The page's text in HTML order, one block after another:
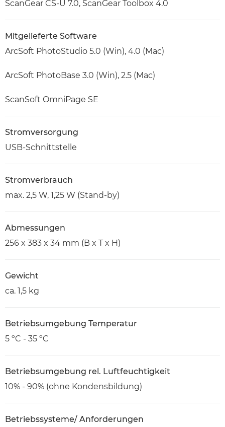
ScanGear CS-U 7.0, ScanGear Toolbox 4.0
Mitgelieferte Software
ArcSoft PhotoStudio 5.0 (Win), 4.0 (Mac)
ArcSoft PhotoBase 3.0 (Win), 2.5 (Mac)
ScanSoft OmniPage SE
Stromversorgung
USB-Schnittstelle
Stromverbrauch
max. 2,5 W, 1,25 W (Stand-by)
Abmessungen
256 x 383 x 34 mm (B x T x H)
Gewicht
ca. 1,5 kg
Betriebsumgebung Temperatur
5 ºC - 35 ºC
Betriebsumgebung rel. Luftfeuchtigkeit
10% - 90% (ohne Kondensbildung)
Betriebssysteme/ Anforderungen